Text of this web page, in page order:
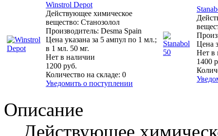
Winstrol Depot
Действующее химическое
вещество: Станозолол
Производитель: Desma Spain
Цена указана за 5 ампул по 1 мл.;
в 1 мл. 50 мг.
Нет в наличии
1200 руб.
Количество на складе: 0
Уведомить о поступлении
Цена
Нет в
1400
Описание
Действующее